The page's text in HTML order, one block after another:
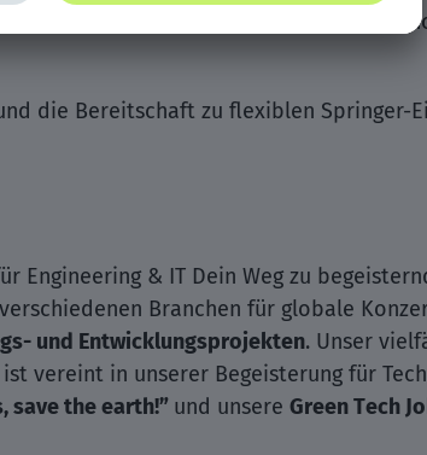
Deine Führerschein-Klasse B und eine
die Bereitschaft zu flexiblen Springer-
& IT Dein Weg zu
Branchen für globale
und Entwicklungsprojekten. Unser
vereint in unserer Begeisterung für
save the earth!” und unsere Green Tech